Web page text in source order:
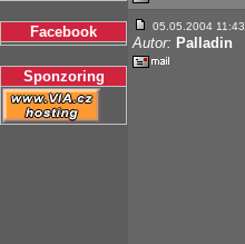
Facebook
Sponzoring
05.05.2004 11:43
Autor: Palladin